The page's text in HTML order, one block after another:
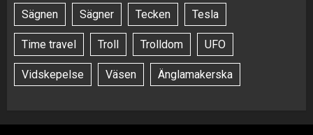
Sägnen Sägner Tecken Tesla
Time travel Troll Trolldom UFO
Vidskepelse Väsen Änglamakerska